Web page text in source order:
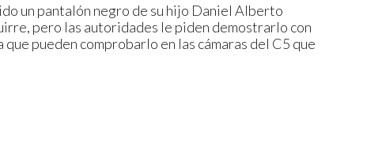
un pantalón negro de su hijo Daniel Alberto
pero las autoridades le piden demostrarlo con
pueden comprobarlo en las cámaras del C5 que